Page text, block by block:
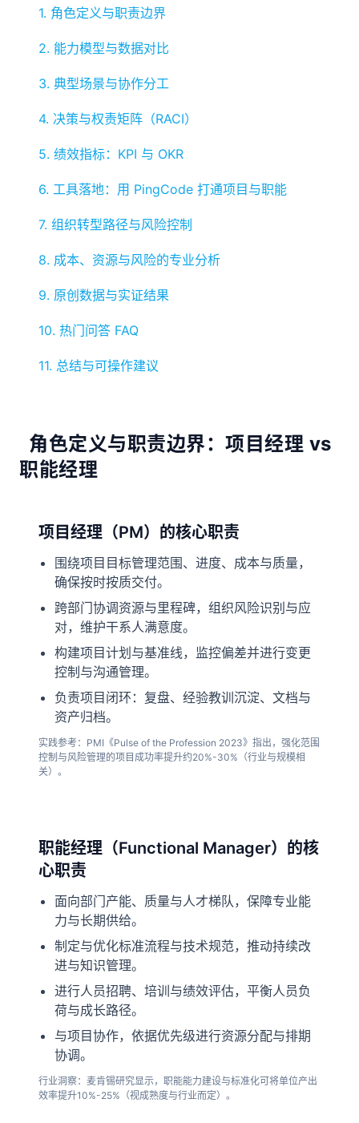
1. 角色定义与职责边界
2. 能力模型与数据对比
3. 典型场景与协作分工
4. 决策与权责矩阵（RACI）
5. 绩效指标：KPI 与 OKR
6. 工具落地：用 PingCode 打通项目与职能
7. 组织转型路径与风险控制
8. 成本、资源与风险的专业分析
9. 原创数据与实证结果
10. 热门问答 FAQ
11. 总结与可操作建议
角色定义与职责边界：项目经理 vs
职能经理
项目经理（PM）的核心职责
围绕项目目标管理范围、进度、成本与质量，
确保按时按质交付。
跨部门协调资源与里程碑，组织风险识别与应
对，维护干系人满意度。
构建项目计划与基准线，监控偏差并进行变更
控制与沟通管理。
负责项目闭环：复盘、经验教训沉淀、文档与
资产归档。
实践参考：PMI《Pulse of the Profession 2023》指出，强化范围
控制与风险管理的项目成功率提升约20%-30%（行业与规模相
关）。
职能经理（Functional Manager）的核
心职责
面向部门产能、质量与人才梯队，保障专业能
力与长期供给。
制定与优化标准流程与技术规范，推动持续改
进与知识管理。
进行人员招聘、培训与绩效评估，平衡人员负
荷与成长路径。
与项目协作，依据优先级进行资源分配与排期
协调。
行业洞察：麦肯锡研究显示，职能能力建设与标准化可将单位产出
效率提升10%-25%（视成熟度与行业而定）。